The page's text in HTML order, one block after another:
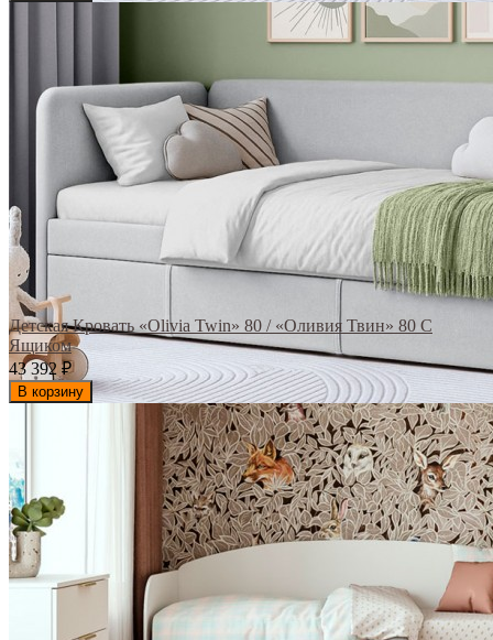
Детская Кровать «Olivia Twin» 80 / «Оливия Твин» 80 С
Ящиком
43 392 ₽
В корзину